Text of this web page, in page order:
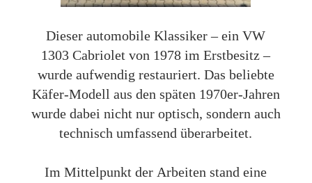
Dieser automobile Klassiker – ein VW
1303 Cabriolet von 1978 im Erstbesitz –
wurde aufwendig restauriert. Das beliebte
Käfer-Modell aus den späten 1970er-Jahren
wurde dabei nicht nur optisch, sondern auch
technisch umfassend überarbeitet.
Im Mittelpunkt der Arbeiten stand eine